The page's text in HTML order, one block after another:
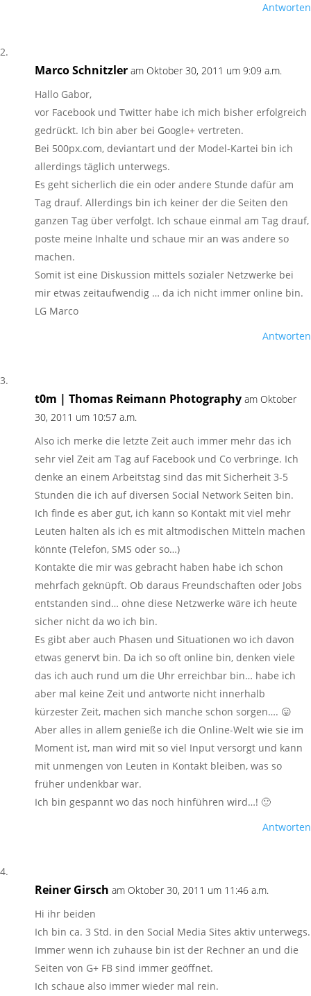
Antworten
Marco Schnitzler am Oktober 30, 2011 um 9:09 a.m.
Hallo Gabor,
vor Facebook und Twitter habe ich mich bisher erfolgreich
gedrückt. Ich bin aber bei Google+ vertreten.
Bei 500px.com, deviantart und der Model-Kartei bin ich
allerdings täglich unterwegs.
Es geht sicherlich die ein oder andere Stunde dafür am
Tag drauf. Allerdings bin ich keiner der die Seiten den
ganzen Tag über verfolgt. Ich schaue einmal am Tag drauf,
poste meine Inhalte und schaue mir an was andere so
machen.
Somit ist eine Diskussion mittels sozialer Netzwerke bei
mir etwas zeitaufwendig … da ich nicht immer online bin.
LG Marco
Antworten
t0m | Thomas Reimann Photography am Oktober
30, 2011 um 10:57 a.m.
Also ich merke die letzte Zeit auch immer mehr das ich
sehr viel Zeit am Tag auf Facebook und Co verbringe. Ich
denke an einem Arbeitstag sind das mit Sicherheit 3-5
Stunden die ich auf diversen Social Network Seiten bin.
Ich finde es aber gut, ich kann so Kontakt mit viel mehr
Leuten halten als ich es mit altmodischen Mitteln machen
könnte (Telefon, SMS oder so…)
Kontakte die mir was gebracht haben habe ich schon
mehrfach geknüpft. Ob daraus Freundschaften oder Jobs
entstanden sind… ohne diese Netzwerke wäre ich heute
sicher nicht da wo ich bin.
Es gibt aber auch Phasen und Situationen wo ich davon
etwas genervt bin. Da ich so oft online bin, denken viele
das ich auch rund um die Uhr erreichbar bin… habe ich
aber mal keine Zeit und antworte nicht innerhalb
kürzester Zeit, machen sich manche schon sorgen…. 😛
Aber alles in allem genieße ich die Online-Welt wie sie im
Moment ist, man wird mit so viel Input versorgt und kann
mit unmengen von Leuten in Kontakt bleiben, was so
früher undenkbar war.
Ich bin gespannt wo das noch hinführen wird…! 🙂
Antworten
Reiner Girsch am Oktober 30, 2011 um 11:46 a.m.
Hi ihr beiden
Ich bin ca. 3 Std. in den Social Media Sites aktiv unterwegs.
Immer wenn ich zuhause bin ist der Rechner an und die
Seiten von G+ FB sind immer geöffnet.
Ich schaue also immer wieder mal rein.